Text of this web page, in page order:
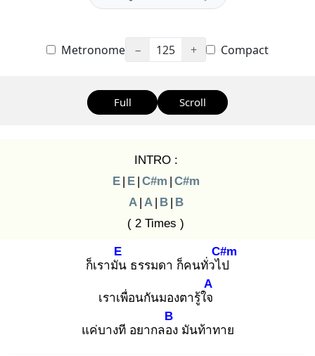
Metronome − 125 + Compact
Full Scroll
INTRO :
E | E | C#m | C#m
A | A | B | B
( 2 Times )
ก็เรามัน
E
ธรรมดา ก็คนทั่วไป
C#m
เราเพื่อนกันมองตารู้ใจ
A
แค่บางที อยากลอง
B
มันท้าทาย